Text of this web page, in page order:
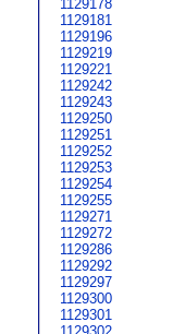
1129178
1129181
1129196
1129219
1129221
1129242
1129243
1129250
1129251
1129252
1129253
1129254
1129255
1129271
1129272
1129286
1129292
1129297
1129300
1129301